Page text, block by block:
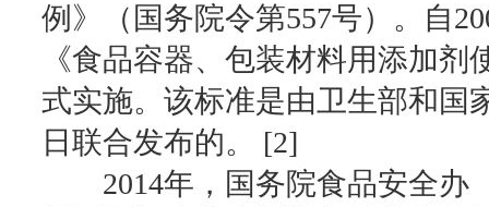
例》（国务院令第557号）。自
《食品容器、包装材料用添加剂
式实施。该标准是由卫生部和国
日联合发布的。 [2]
2014年，国务院食品安全办